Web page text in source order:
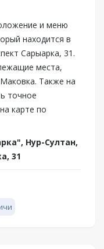
и меню
находится в
Сарыарка, 31.
места,
Также на
точное
карте по
Нур-Султан,
31